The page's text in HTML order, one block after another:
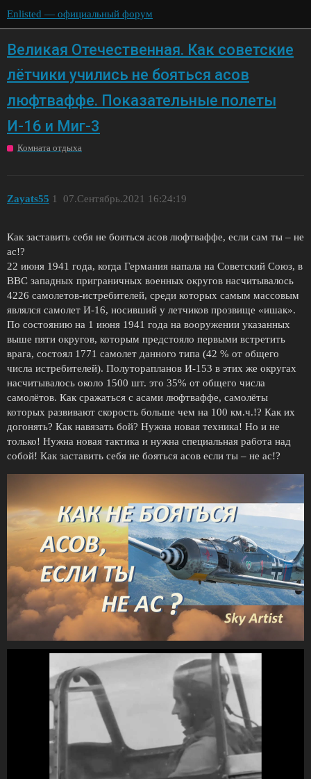
Enlisted — официальный форум
Великая Отечественная. Как советские
лётчики учились не бояться асов
люфтваффе. Показательные полеты
И-16 и Миг-3
Комната отдыха
Zayats55 07.Сентябрь.2021 16:24:19
1
Как заставить себя не бояться асов люфтваффе, если сам ты – не
ас!?
22 июня 1941 года, когда Германия напала на Советский Союз, в
ВВС западных приграничных военных округов насчитывалось
4226 самолетов-истребителей, среди которых самым массовым
являлся самолет И-16, носивший у летчиков прозвище «ишак».
По состоянию на 1 июня 1941 года на вооружении указанных
выше пяти округов, которым предстояло первыми встретить
врага, состоял 1771 самолет данного типа (42 % от общего
числа истребителей). Полуторапланов И-153 в этих же округах
насчитывалось около 1500 шт. это 35% от общего числа
самолётов. Как сражаться с асами люфтваффе, самолёты
которых развивают скорость больше чем на 100 км.ч.!? Как их
догонять? Как навязать бой? Нужна новая техника! Но и не
только! Нужна новая тактика и нужна специальная работа над
собой! Как заставить себя не бояться асов если ты – не ас!?